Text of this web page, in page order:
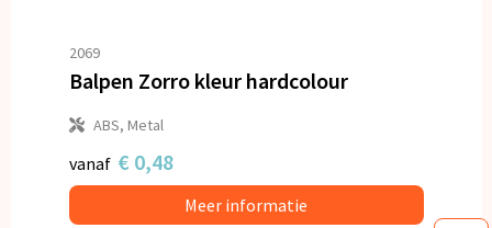
2069
Balpen Zorro kleur hardcolour
ABS, Metal
vanaf € 0,48
Meer informatie